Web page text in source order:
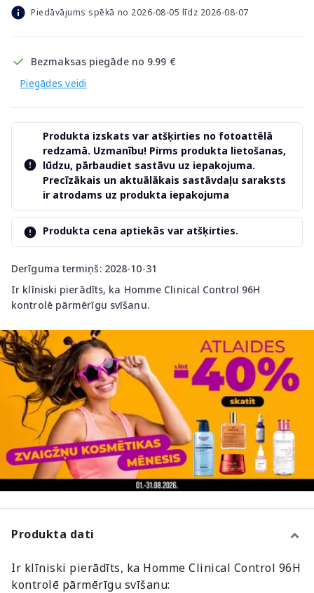
Piedāvājums spēkā no 2026-08-05 līdz 2026-08-07
Bezmaksas piegāde no 9.99 €
Piegādes veidi
Derīguma termiņš: 2028-10-31
Ir klīniski pierādīts, ka Homme Clinical Control 96H
kontrolē pārmērīgu svīšanu.
Produkta izskats var atšķirties no fotoattēlā
redzamā. Uzmanību! Pirms produkta lietošanas,
lūdzu, pārbaudiet sastāvu uz iepakojuma.
Precīzākais un aktuālākais sastāvdaļu saraksts
ir atrodams uz produkta iepakojuma
Produkta cena aptiekās var atšķirties.
Produkta dati
Ir klīniski pierādīts, ka Homme Clinical Control 96H
kontrolē pārmērīgu svīšanu: